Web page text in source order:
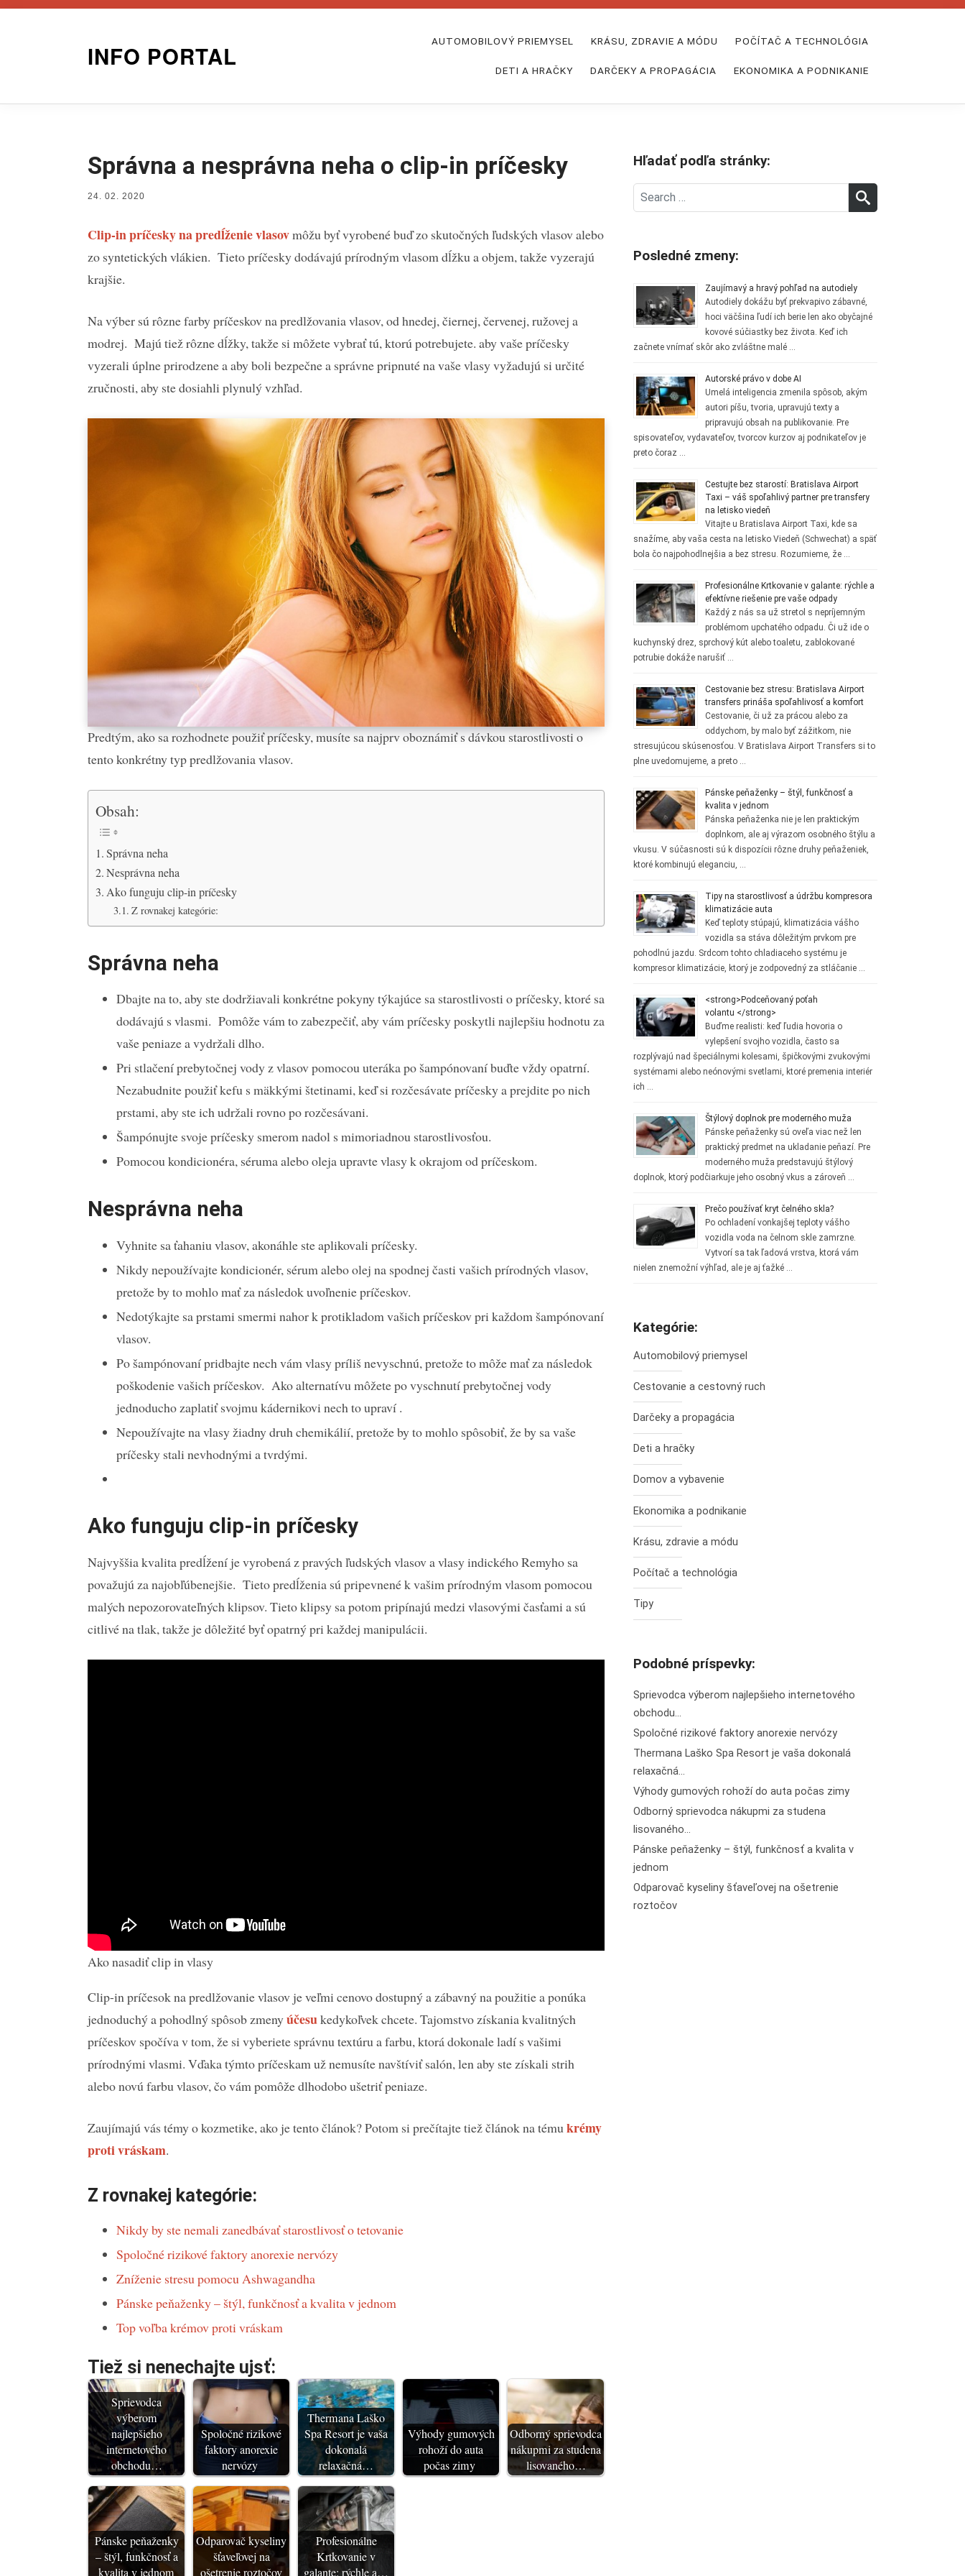
INFO PORTAL AUTOMOBILOVÝ PRIEMYSEL KRÁSU, ZDRAVIE A MÓDU POČÍTAČ A TECHNOLÓGIA
DETI A HRAČKY DARČEKY A PROPAGÁCIA EKONOMIKA A PODNIKANIE
Správna a nesprávna neha o clip-in príčesky
POSTED
24. 02. 2020
Clip-in príčesky na predĺženie vlasovmôžu byť vyrobené buď zo skutočných ľudských vlasov alebo
zo syntetických vlákien. Tieto príčesky dodávajú prírodným vlasom dĺžku a objem, takže vyzerajú
krajšie.
Na výber sú rôzne farby príčeskov na predlžovania vlasov, od hnedej, čiernej, červenej, ružovej a
modrej. Majú tiež rôzne dĺžky, takže si môžete vybrať tú, ktorú potrebujete. aby vaše príčesky
vyzerali úplne prirodzene a aby boli bezpečne a správne pripnuté na vaše vlasy vyžadujú si určité
zručnosti, aby ste dosiahli plynulý vzhľad.
Predtým, ako sa rozhodnete použiť príčesky, musíte sa najprv oboznámiť s dávkou starostlivosti o
tento konkrétny typ predlžovania vlasov.
Obsah:
Správna neha
Nesprávna neha
Ako funguju clip-in príčesky
Z rovnakej kategórie:
Správna neha
Dbajte na to, aby ste dodržiavali konkrétne pokyny týkajúce sa starostlivosti o príčesky, ktoré sa
dodávajú s vlasmi. Pomôže vám to zabezpečiť, aby vám príčesky poskytli najlepšiu hodnotu za
vaše peniaze a vydržali dlho.
Pri stlačení prebytočnej vody z vlasov pomocou uteráka po šampónovaní buďte vždy opatrní.
Nezabudnite použiť kefu s mäkkými štetinami, keď si rozčesávate príčesky a prejdite po nich
prstami, aby ste ich udržali rovno po rozčesávani.
Šampónujte svoje príčesky smerom nadol s mimoriadnou starostlivosťou.
Pomocou kondicionéra, séruma alebo oleja upravte vlasy k okrajom od príčeskom.
Nesprávna neha
Vyhnite sa ťahaniu vlasov, akonáhle ste aplikovali príčesky.
Nikdy nepoužívajte kondicionér, sérum alebo olej na spodnej časti vašich prírodných vlasov,
pretože by to mohlo mať za následok uvoľnenie príčeskov.
Nedotýkajte sa prstami smermi nahor k protikladom vašich príčeskov pri každom šampónovaní
vlasov.
Po šampónovaní pridbajte nech vám vlasy príliš nevyschnú, pretože to môže mať za následok
poškodenie vašich príčeskov. Ako alternatívu môžete po vyschnutí prebytočnej vody
jednoducho zaplatiť svojmu kádernikovi nech to upraví .
Nepoužívajte na vlasy žiadny druh chemikálií, pretože by to mohlo spôsobiť, že by sa vaše
príčesky stali nevhodnými a tvrdými.
Ako funguju clip-in príčesky
Najvyššia kvalita predĺžení je vyrobená z pravých ľudských vlasov a vlasy indického Remyho sa
považujú za najobľúbenejšie. Tieto predĺženia sú pripevnené k vašim prírodným vlasom pomocou
malých nepozorovateľných klipsov. Tieto klipsy sa potom pripínajú medzi vlasovými časťami a sú
citlivé na tlak, takže je dôležité byť opatrný pri každej manipulácii.
Ako nasadiť clip in vlasy
Clip-in príčesok na predlžovanie vlasov je veľmi cenovo dostupný a zábavný na použitie a ponúka
jednoduchý a pohodlný spôsob zmenyúčesukedykoľvek chcete. Tajomstvo získania kvalitných
príčeskov spočíva v tom, že si vyberiete správnu textúru a farbu, ktorá dokonale ladí s vašimi
prírodnými vlasmi. Vďaka týmto príčeskam už nemusíte navštíviť salón, len aby ste získali strih
alebo novú farbu vlasov, čo vám pomôže dlhodobo ušetriť peniaze.
Zaujímajú vás témy o kozmetike, ako je tento článok? Potom si prečítajte tiež článok na tému krémy
proti vráskam.
Z rovnakej kategórie:
Nikdy by ste nemali zanedbávať starostlivosť o tetovanie
Spoločné rizikové faktory anorexie nervózy
Zníženie stresu pomocu Ashwagandha
Pánske peňaženky – štýl, funkčnosť a kvalita v jednom
Top voľba krémov proti vráskam
Tiež si nenechajte ujsť:
Sprievodca
výberom
najlepšieho
internetového
obchodu…
Spoločné rizikové
faktory anorexie
nervózy
Thermana Laško
Spa Resort je vaša
dokonalá
relaxačná…
Výhody gumových
rohoží do auta
počas zimy
Odborný sprievodca
nákupmi za studena
lisovaného…
Pánske peňaženky
– štýl, funkčnosť a
kvalita v jednom
Odparovač kyseliny
šťaveľovej na
ošetrenie roztočov
Profesionálne
Krtkovanie v
galante: rýchle a…
Hľadať podľa stránky:
Search
for:
Posledné zmeny:
Zaujímavý a hravý pohľad na autodiely
Autodiely dokážu byť prekvapivo zábavné,
hoci väčšina ľudí ich berie len ako obyčajné
kovové súčiastky bez života. Keď ich
začnete vnímať skôr ako zvláštne malé …
Autorské právo v dobe AI
Umelá inteligencia zmenila spôsob, akým
autori píšu, tvoria, upravujú texty a
pripravujú obsah na publikovanie. Pre
spisovateľov, vydavateľov, tvorcov kurzov aj podnikateľov je
preto čoraz …
Cestujte bez starostí: Bratislava Airport
Taxi – váš spoľahlivý partner pre transfery
na letisko viedeň
Vitajte u Bratislava Airport Taxi, kde sa
snažíme, aby vaša cesta na letisko Viedeň (Schwechat) a späť
bola čo najpohodlnejšia a bez stresu. Rozumieme, že …
Profesionálne Krtkovanie v galante: rýchle a
efektívne riešenie pre vaše odpady
Každý z nás sa už stretol s nepríjemným
problémom upchatého odpadu. Či už ide o
kuchynský drez, sprchový kút alebo toaletu, zablokované
potrubie dokáže narušiť …
Cestovanie bez stresu: Bratislava Airport
transfers prináša spoľahlivosť a komfort
Cestovanie, či už za prácou alebo za
oddychom, by malo byť zážitkom, nie
stresujúcou skúsenosťou. V Bratislava Airport Transfers si to
plne uvedomujeme, a preto …
Pánske peňaženky – štýl, funkčnosť a
kvalita v jednom
Pánska peňaženka nie je len praktickým
doplnkom, ale aj výrazom osobného štýlu a
vkusu. V súčasnosti sú k dispozícii rôzne druhy peňaženiek,
ktoré kombinujú eleganciu, …
Tipy na starostlivosť a údržbu kompresora
klimatizácie auta
Keď teploty stúpajú, klimatizácia vášho
vozidla sa stáva dôležitým prvkom pre
pohodlnú jazdu. Srdcom tohto chladiaceho systému je
kompresor klimatizácie, ktorý je zodpovedný za stláčanie …
<strong>Podceňovaný poťah
volantu </strong>
Buďme realisti: keď ľudia hovoria o
vylepšení svojho vozidla, často sa
rozplývajú nad špeciálnymi kolesami, špičkovými zvukovými
systémami alebo neónovými svetlami, ktoré premenia interiér
ich …
Štýlový doplnok pre moderného muža
Pánske peňaženky sú oveľa viac než len
praktický predmet na ukladanie peňazí. Pre
moderného muža predstavujú štýlový
doplnok, ktorý podčiarkuje jeho osobný vkus a zároveň …
Prečo používať kryt čelného skla?
Po ochladení vonkajšej teploty vášho
vozidla voda na čelnom skle zamrzne.
Vytvorí sa tak ľadová vrstva, ktorá vám
nielen znemožní výhľad, ale je aj ťažké …
Kategórie:
Automobilový priemysel
Cestovanie a cestovný ruch
Darčeky a propagácia
Deti a hračky
Domov a vybavenie
Ekonomika a podnikanie
Krásu, zdravie a módu
Počítač a technológia
Tipy
Podobné príspevky:
Sprievodca výberom najlepšieho internetového
obchodu…
Spoločné rizikové faktory anorexie nervózy
Thermana Laško Spa Resort je vaša dokonalá
relaxačná…
Výhody gumových rohoží do auta počas zimy
Odborný sprievodca nákupmi za studena
lisovaného…
Pánske peňaženky – štýl, funkčnosť a kvalita v
jednom
Odparovač kyseliny šťaveľovej na ošetrenie
roztočov